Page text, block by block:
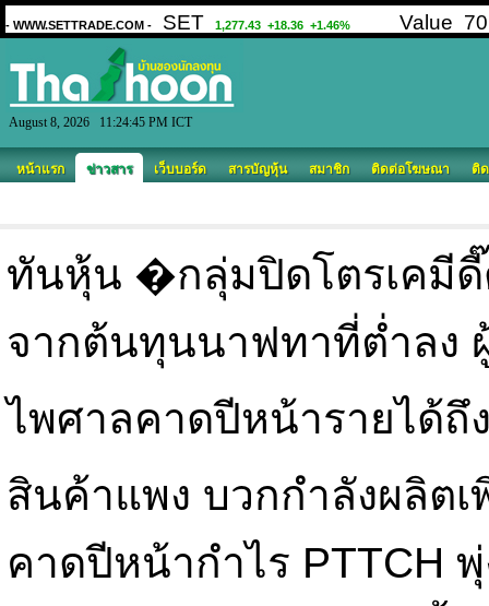
August 8, 2026 11:24:45 PM ICT
หน้าแรก ข่าวสาร เว็บบอร์ด สารบัญหุ้น สมาชิก ติดต่อโฆษณา ติ
ทันหุ้น �กลุ่มปิดโตรเคมี
จากต้นทุนนาฟทาที่ต่ำลง
ไพศาลคาดปีหน้ารายได้
สินค้าแพง บวกกำลังผลิตเ
คาดปีหน้ากำไร PTTCH